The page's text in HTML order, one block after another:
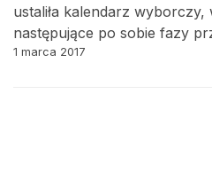
ustaliła kalendarz
następujące po sobie fazy
1 marca 2017